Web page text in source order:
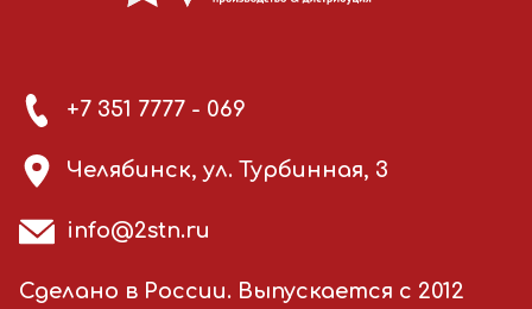
+7 351 7777 - 069
Челябинск, ул. Турбинная, 3
info@2stn.ru
Сделано в России. Выпускается с 2012